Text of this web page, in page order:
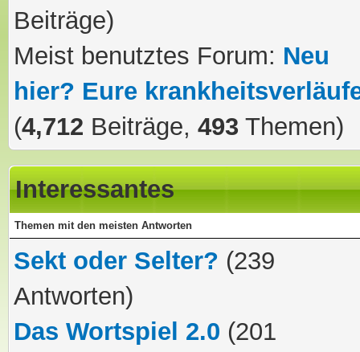
Beiträge)
Meist benutztes Forum: Neu
hier? Eure
(4,712 Beiträge, 493 Themen)
Interessantes
Themen mit den meisten Antworten
Sekt oder Selter? (239
Antworten)
Das Wortspiel 2.0 (201